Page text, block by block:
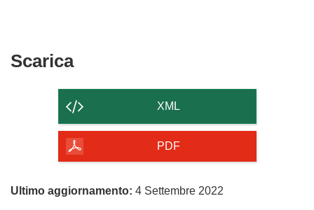
ScaricaScarica
contenuto
della
pagina
XML
PDF
Ultimo aggiornamento: 4 Settembre 2022